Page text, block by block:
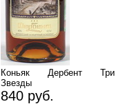
Коньяк Дербент Три
Звезды
840 руб.